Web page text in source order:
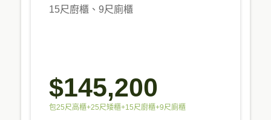
15尺廚櫃、9尺廁櫃
$145,200
包25尺高櫃+25尺矮櫃+15尺廚櫃+9尺廁櫃